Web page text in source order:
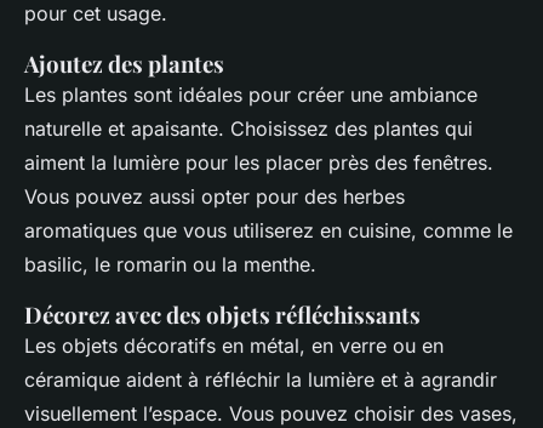
pour cet usage.
Ajoutez des plantes
Les plantes sont idéales pour créer une ambiance
naturelle et apaisante. Choisissez des plantes qui
aiment la lumière pour les placer près des fenêtres.
Vous pouvez aussi opter pour des herbes
aromatiques que vous utiliserez en cuisine, comme le
basilic, le romarin ou la menthe.
Décorez avec des objets réfléchissants
Les objets décoratifs en métal, en verre ou en
céramique aident à réfléchir la lumière et à agrandir
visuellement l’espace. Vous pouvez choisir des vases,